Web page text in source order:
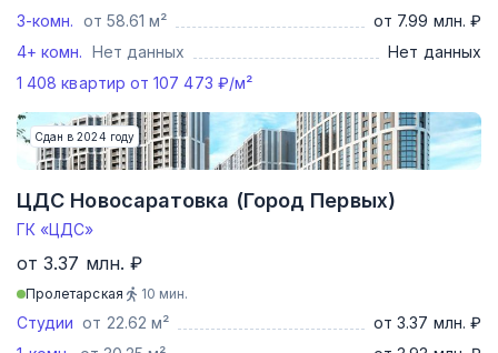
3-комн. от 58.61 м²
от 7.99 млн. ₽
4+ комн. Нет данных
Нет данных
1 408 квартир от107 473 ₽/м²
Сдан в 2024 году
ЦДС Новосаратовка (Город Первых)
ГК «ЦДС»
от 3.37 млн. ₽
Пролетарская 10 мин.
Студии от 22.62 м²
от 3.37 млн. ₽